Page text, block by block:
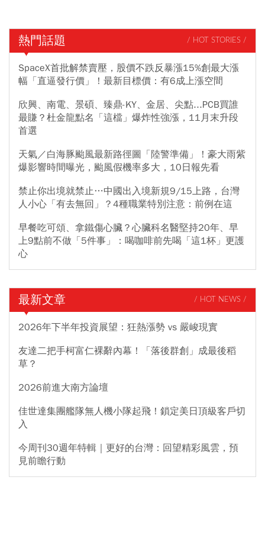
熱門話題 / HOT STORIES /
SpaceX首批解禁賣壓，股價不跌反暴漲15%創最大漲
幅「直逼發行價」！最新目標價：有6成上漲空間
欣興、南電、景碩、臻鼎-KY、金居、尖點...PCB買誰
最賺？杜金龍點名「這檔」爆炸性強漲，11月末升段
首選
天氣／白海豚颱風最新路徑圖「陸警準備」！豪大雨紫
爆影響時間曝光，颱風假機率多大，10日報先看
禁止你出境就禁止…中國出入境新規9/15上路，台灣
人小心「有去無回」？4種職業特別注意：前例在這
早餐吃可頌、拿鐵傷心臟？心臟科名醫堅持20年、早
上9點前不做「5件事」：喝咖啡前先喝「這1杯」更護
心
最新文章 / HOT NEWS /
2026年下半年投資展望：狂熱漲勢 vs 嚴峻現實
友達二把手柯富仁裸辭內幕！「落後群創」成最後稻
草？
2026前進大南方論壇
佳世達集團艦隊無人機小隊起飛！鎖定美日頂級客戶切
入
今周刊30週年特輯｜更好的台灣：回望精彩風雲，預
見前瞻行動